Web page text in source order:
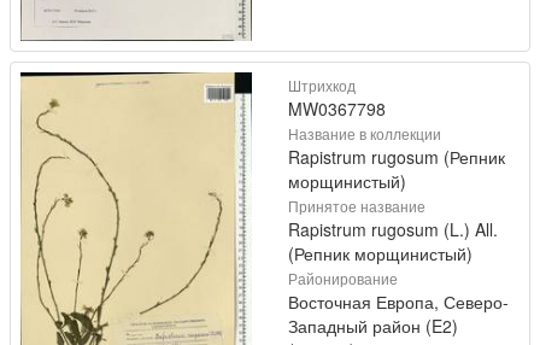
Штрихкод
MW0367798
Название в коллекции
Rapistrum rugosum (Репник
морщинистый)
Принятое название
Rapistrum rugosum (L.) All.
(Репник морщинистый)
Районирование
Восточная Европа, Северо-
Западный район (E2)